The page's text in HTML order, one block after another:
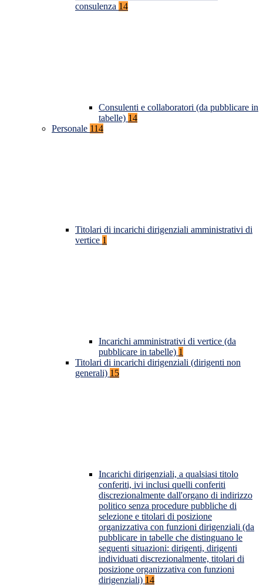
consulenza 14
Consulenti e collaboratori (da pubblicare in
tabelle) 14
Personale 114
Titolari di incarichi dirigenziali amministrativi di
vertice 1
Incarichi amministrativi di vertice (da
pubblicare in tabelle) 1
Titolari di incarichi dirigenziali (dirigenti non
generali) 15
Incarichi dirigenziali, a qualsiasi titolo
conferiti, ivi inclusi quelli conferiti
discrezionalmente dall'organo di indirizzo
politico senza procedure pubbliche di
selezione e titolari di posizione
organizzativa con funzioni dirigenziali (da
pubblicare in tabelle che distinguano le
seguenti situazioni: dirigenti, dirigenti
individuati discrezionalmente, titolari di
posizione organizzativa con funzioni
dirigenziali) 14